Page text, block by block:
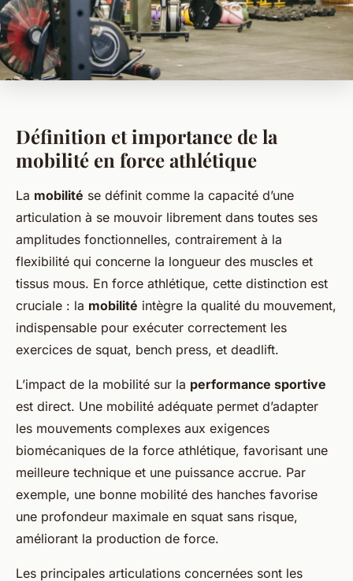
Définition et importance de la
mobilité en force athlétique
La mobilité se définit comme la capacité d’une
articulation à se mouvoir librement dans toutes ses
amplitudes fonctionnelles, contrairement à la
flexibilité qui concerne la longueur des muscles et
tissus mous. En force athlétique, cette distinction est
cruciale : la mobilité intègre la qualité du mouvement,
indispensable pour exécuter correctement les
exercices de squat, bench press, et deadlift.
L’impact de la mobilité sur la performance sportive
est direct. Une mobilité adéquate permet d’adapter
les mouvements complexes aux exigences
biomécaniques de la force athlétique, favorisant une
meilleure technique et une puissance accrue. Par
exemple, une bonne mobilité des hanches favorise
une profondeur maximale en squat sans risque,
améliorant la production de force.
Les principales articulations concernées sont les